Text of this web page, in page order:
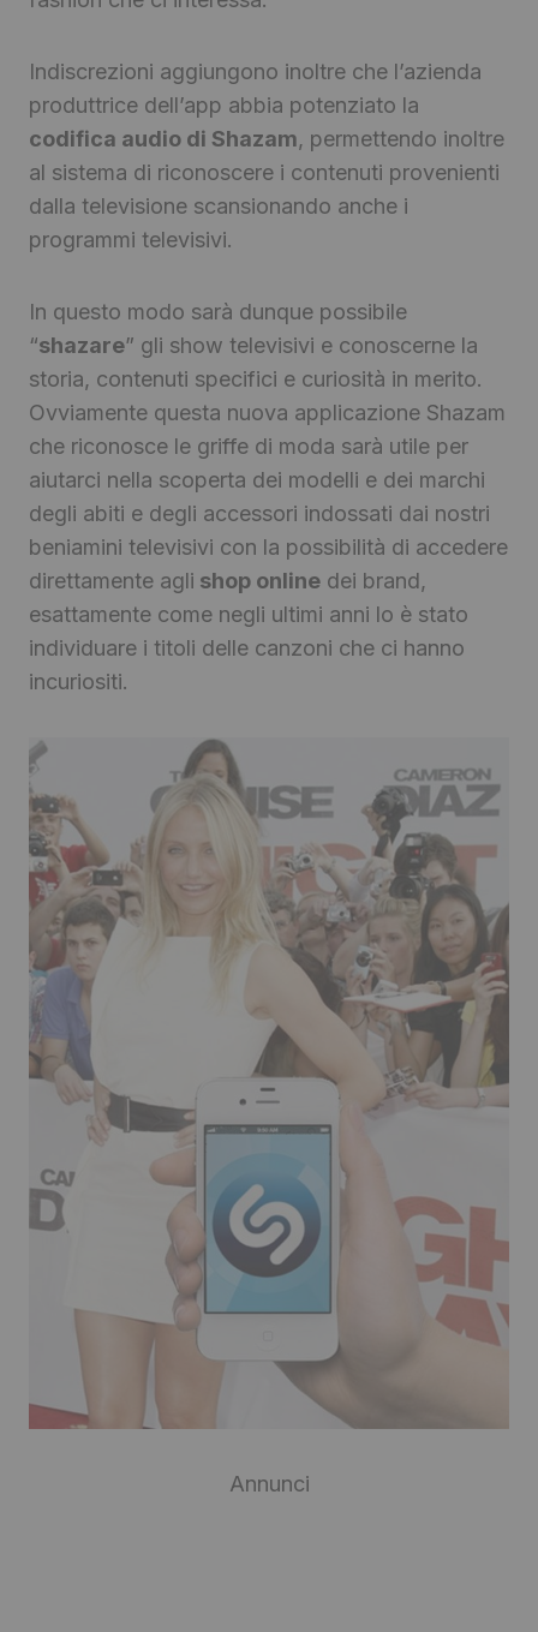
Indiscrezioni aggiungono inoltre che l’azienda
produttrice dell’app abbia potenziato la
codifica audio di Shazam, permettendo inoltre
al sistema di riconoscere i contenuti provenienti
dalla televisione scansionando anche i
programmi televisivi.
In questo modo sarà dunque possibile
“shazare” gli show televisivi e conoscerne la
storia, contenuti specifici e curiosità in merito.
Ovviamente questa nuova applicazione Shazam
che riconosce le griffe di moda sarà utile per
aiutarci nella scoperta dei modelli e dei marchi
degli abiti e degli accessori indossati dai nostri
beniamini televisivi con la possibilità di accedere
direttamente agli shop online dei brand,
esattamente come negli ultimi anni lo è stato
individuare i titoli delle canzoni che ci hanno
incuriositi.
Annunci